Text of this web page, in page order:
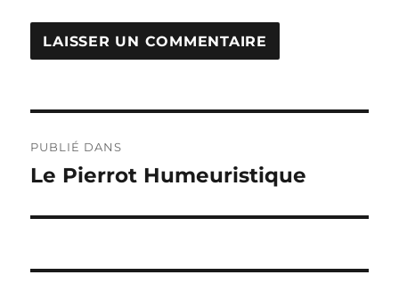
de
PUBLIÉ DANS
Le Pierrot Humeuristique